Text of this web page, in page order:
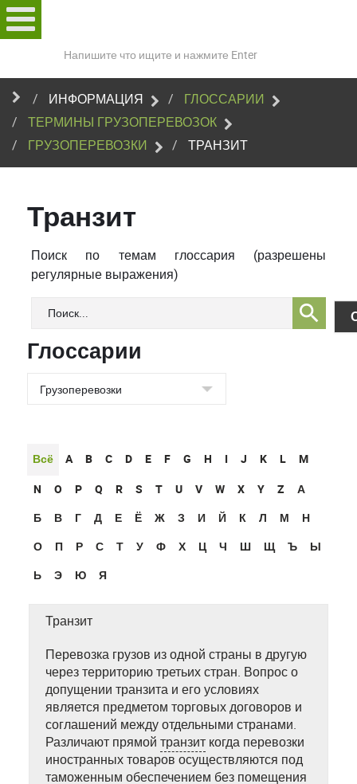
сайту
ИНФОРМАЦИЯ
ГЛОССАРИИ
ТЕРМИНЫ ГРУЗОПЕРЕВОЗОК
ГРУЗОПЕРЕВОЗКИ
ТРАНЗИТ
Транзит
Поиск по темам глоссария (разрешены
регулярные выражения)
Глоссарии
Всё A B C D E F G H I J K L
M
N
O P Q R S T U V W X Y Z
А
Б
В Г Д Е Ё Ж З И Й К Л М
Н
О
П Р С Т У Ф Х Ц Ч Ш Щ Ъ
Ы
Ь
Э Ю Я
Транзит
Перевозка грузов из одной страны в другую
через территорию третьих стран. Вопрос о
допущении транзита и его условиях
является предметом торговых договоров и
соглашений между отдельными странами.
Различают прямой транзит когда перевозки
иностранных товаров осуществляются под
таможенным обеспечением без помещения